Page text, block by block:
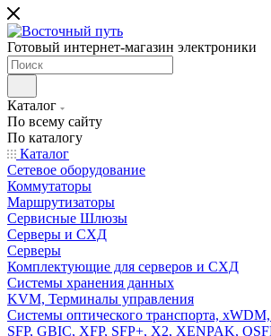
Готовый интернет-магазин электроники
Каталог
По всему сайту
По каталогу
Каталог
Сетевое оборудование
Коммутаторы
Маршрутизаторы
Сервисные Шлюзы
Серверы и СХД
Серверы
Комплектующие для серверов и СХД
Системы хранения данных
KVM, Терминалы управления
Системы оптического транспорта,
SFP, GBIC, XFP, SFP+, X2, XENPAK,